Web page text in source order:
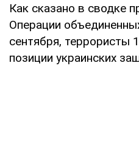
Как сказано в сводке
Операции
сентября, террористы
позиции украинских